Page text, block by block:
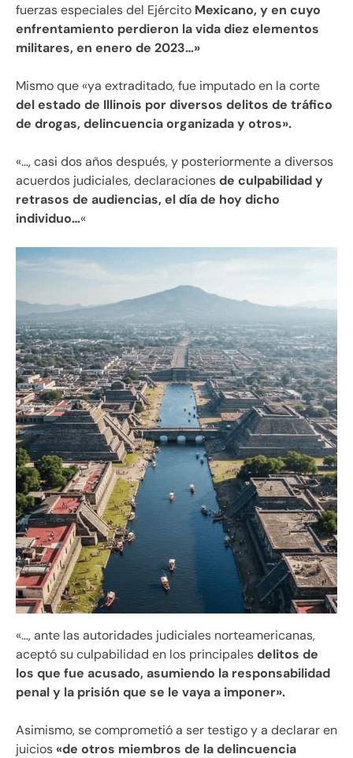
fuerzas especiales del Ejército Mexicano, y en cuyo
enfrentamiento perdieron la vida diez elementos
militares, en enero de 2023…»
Mismo que «ya extraditado, fue imputado en la corte
del estado de Illinois por diversos delitos de tráfico
de drogas, delincuencia organizada y otros».
«…, casi dos años después, y posteriormente a diversos
acuerdos judiciales, declaracionesde culpabilidad y
retrasos de audiencias, el día de hoy dicho
individuo…«
«…, ante las autoridades judiciales norteamericanas,
aceptó su culpabilidad en los principalesdelitos de
los que fue acusado, asumiendo la responsabilidad
penal y la prisión que se le vaya a imponer».
Asimismo, se comprometió a ser testigo y a declarar en
juicios«de otros miembros de la delincuencia